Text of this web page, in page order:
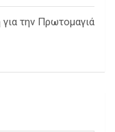
την Πρωτομαγιά